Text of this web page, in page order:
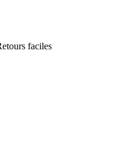
faciles